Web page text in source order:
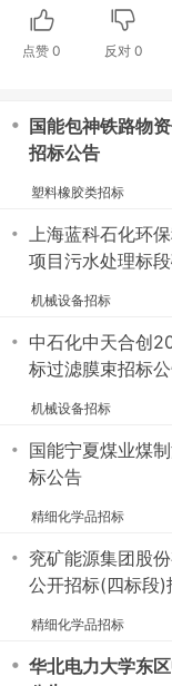
点赞 0 反对0
・ 国能包神铁路物
招标公告
塑料橡胶类招标
・ 上海蓝科石化环
项目污水处理标
机械设备招标
・ 中石化中天合创
标过滤膜束招标
机械设备招标
・ 国能宁夏煤业煤
标公告
精细化学品招标
・ 兖矿能源集团股
公开招标(四标段)
精细化学品招标
・ 华北电力大学东